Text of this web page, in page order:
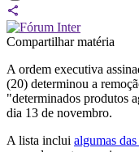
Compartilhar matéria
A ordem executiva
(20) determinou a
"determinados produtos
dia 13 de novembro.
A lista inclui algumas